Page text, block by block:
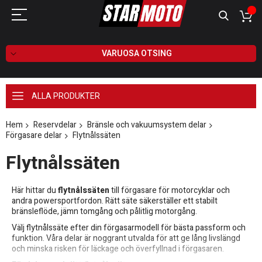
VARUOSA OTSING
ALLA PRODUKTER
Hem Reservdelar
Bränsle och vakuumsystem delar
Förgasare delar
Flytnålssäten
Flytnålssäten
Här hittar duflytnålssätentill förgasare för motorcyklar och
andra powersportfordon. Rätt säte säkerställer ett stabilt
bränsleflöde, jämn tomgång och pålitlig motorgång.
Välj flytnålssäte efter din förgasarmodell för bästa passform och
funktion. Våra delar är noggrant utvalda för att ge lång livslängd
och minska risken för läckage och överfyllnad i förgasaren.